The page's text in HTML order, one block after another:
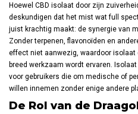
Hoewel CBD isolaat door zijn
deskundigen dat het mist wat full
juist krachtig maakt: de synergie van
Zonder terpenen, flavonoïden en
effect niet aanwezig, waardoor
breed werkzaam wordt ervaren.
voor gebruikers die om medische of
willen innemen zonder enige andere
De Rol van de